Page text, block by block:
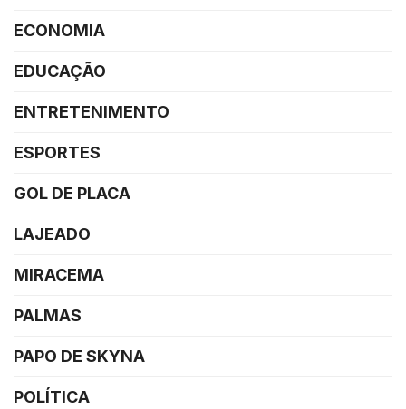
ECONOMIA
EDUCAÇÃO
ENTRETENIMENTO
ESPORTES
GOL DE PLACA
LAJEADO
MIRACEMA
PALMAS
PAPO DE SKYNA
POLÍTICA